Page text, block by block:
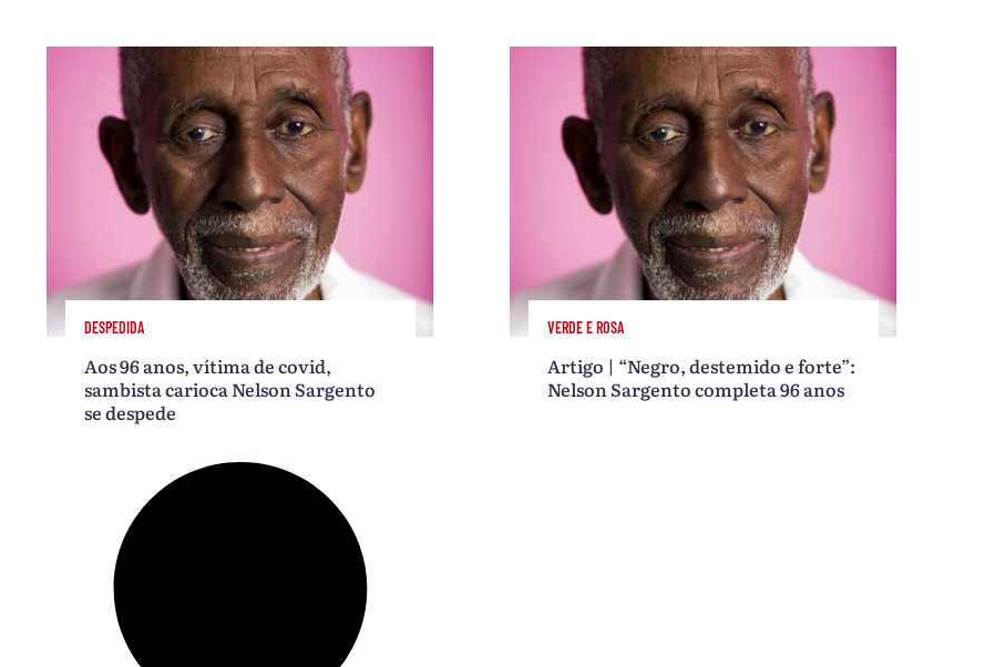
DESPEDIDA
Aos 96 anos, vítima de covid,
sambista carioca Nelson Sargento
se despede
VERDE E ROSA
Artigo | “Negro, destemido e forte”:
Nelson Sargento completa 96 anos